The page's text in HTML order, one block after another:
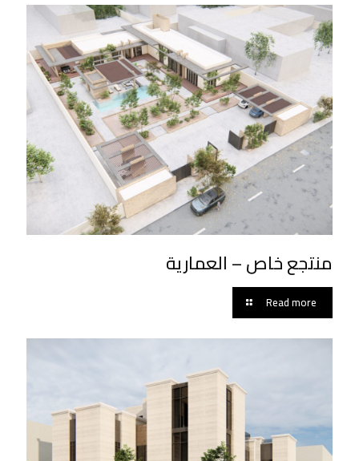
منتجع خاص – العمارية
Read more